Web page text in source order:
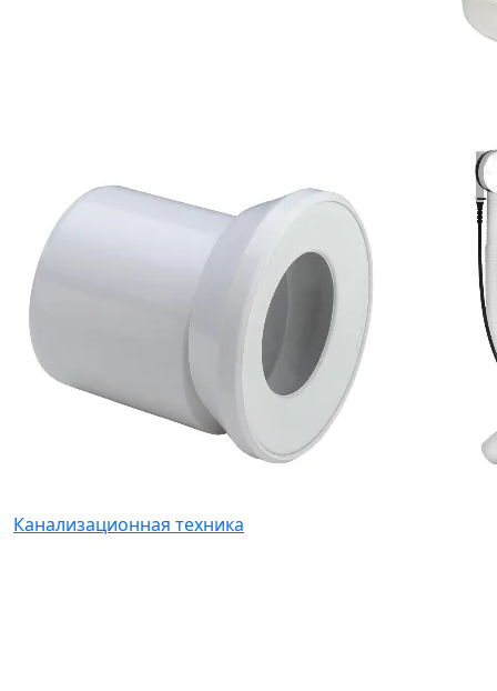
Канализационная техника